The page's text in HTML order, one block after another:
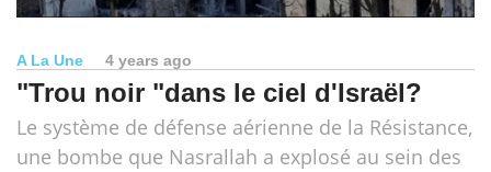
A La Une 4 years ago
"Trou noir "dans le ciel d'Israël?
Le système de défense aérienne de la Résistance,
une bombe que Nasrallah a explosé au sein des